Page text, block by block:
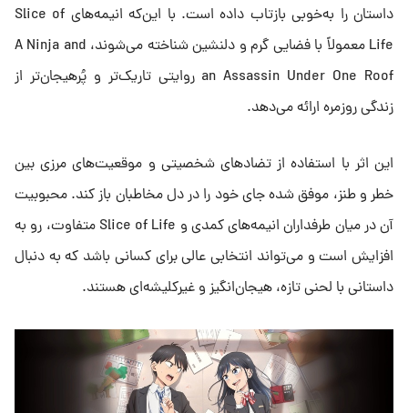
داستان را به‌خوبی بازتاب داده است. با این‌که انیمه‌های Slice of
Life معمولاً با فضایی گرم و دلنشین شناخته می‌شوند، A Ninja and
an Assassin Under One Roof روایتی تاریک‌تر و پُرهیجان‌تر از
زندگی روزمره ارائه می‌دهد.
این اثر با استفاده از تضادهای شخصیتی و موقعیت‌های مرزی بین
خطر و طنز، موفق شده جای خود را در دل مخاطبان باز کند. محبوبیت
آن در میان طرفداران انیمه‌های کمدی و Slice of Life متفاوت، رو به
افزایش است و می‌تواند انتخابی عالی برای کسانی باشد که به دنبال
داستانی با لحنی تازه، هیجان‌انگیز و غیرکلیشه‌ای هستند.